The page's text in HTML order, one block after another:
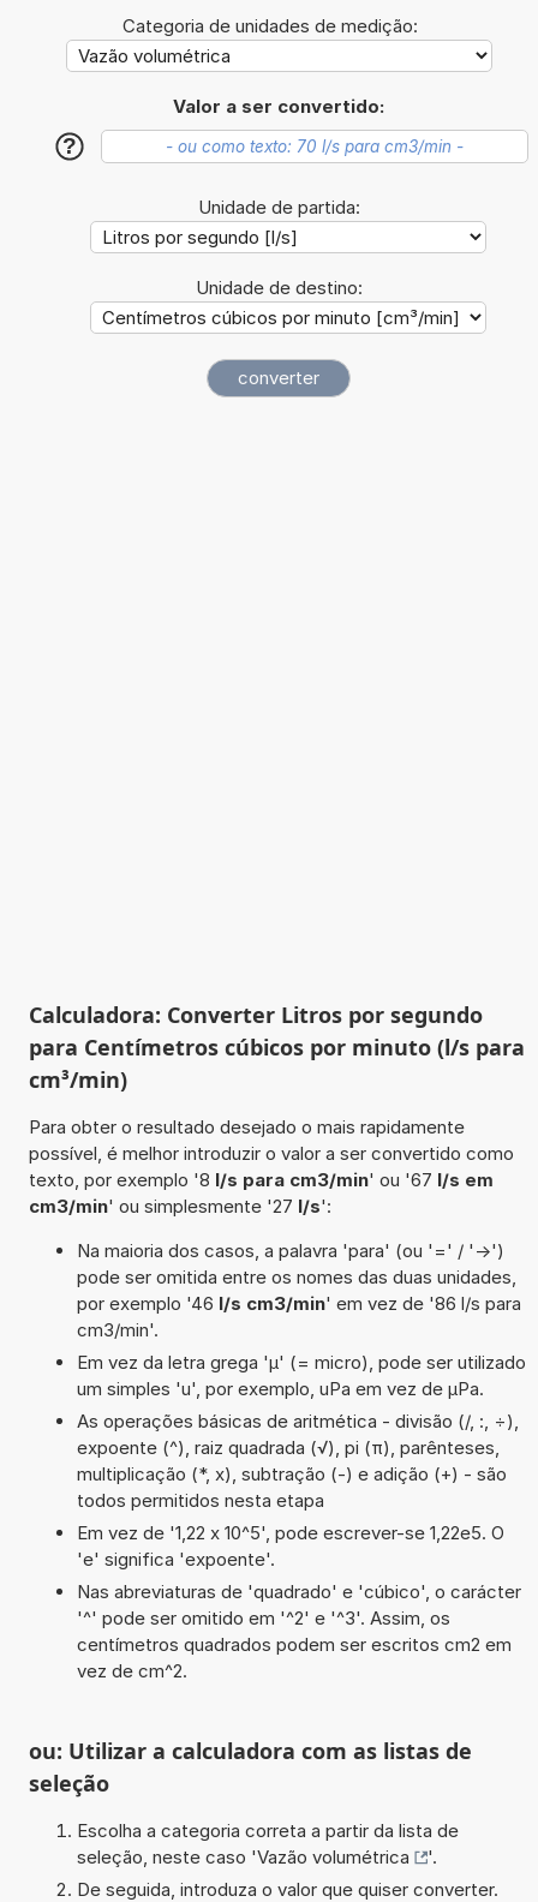
Categoria de unidades de medição:
Valor a ser convertido:
?
Unidade de partida:
Unidade de destino:
Calculadora: Converter Litros por segundo
para Centímetros cúbicos por minuto (l/s para
cm³/min)
Para obter o resultado desejado o mais rapidamente
possível, é melhor introduzir o valor a ser convertido como
texto, por exemplo '8 l/s para cm3/min' ou '67 l/s em
cm3/min' ou simplesmente '27 l/s':
Na maioria dos casos, a palavra 'para' (ou '=' / '->')
pode ser omitida entre os nomes das duas unidades,
por exemplo '46 l/s cm3/min' em vez de '86 l/s para
cm3/min'.
Em vez da letra grega 'µ' (= micro), pode ser utilizado
um simples 'u', por exemplo, uPa em vez de µPa.
As operações básicas de aritmética - divisão (/, :, ÷),
expoente (^), raiz quadrada (√), pi (π), parênteses,
multiplicação (*, x), subtração (-) e adição (+) - são
todos permitidos nesta etapa
Em vez de '1,22 x 10^5', pode escrever-se 1,22e5. O
'e' significa 'expoente'.
Nas abreviaturas de 'quadrado' e 'cúbico', o carácter
'^' pode ser omitido em '^2' e '^3'. Assim, os
centímetros quadrados podem ser escritos cm2 em
vez de cm^2.
ou: Utilizar a calculadora com as listas de
seleção
Escolha a categoria correta a partir da lista de
seleção, neste caso 'Vazão volumétrica
'.
De seguida, introduza o valor que quiser converter.